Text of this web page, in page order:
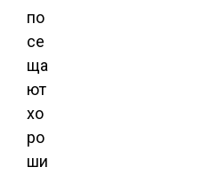
по
се
ща
ют
хо
ро
ши